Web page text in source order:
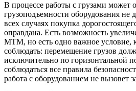
В процессе работы с грузами может
грузоподъемности оборудования не
всех случаях покупка
оправдана. Есть возможность
МТМ, но есть одно важное условие,
соблюдать: перемещение грузов
исключительно по горизонтальной
соблюдаться все правила
работа с оборудованием не вызовет